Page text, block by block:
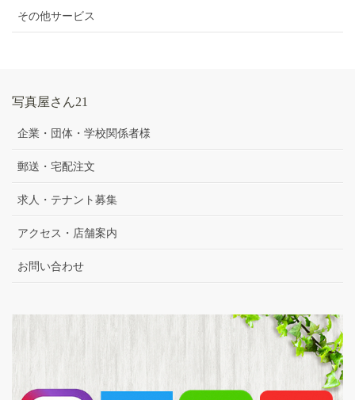
その他サービス
写真屋さん21
企業・団体・学校関係者様
郵送・宅配注文
求人・テナント募集
アクセス・店舗案内
お問い合わせ